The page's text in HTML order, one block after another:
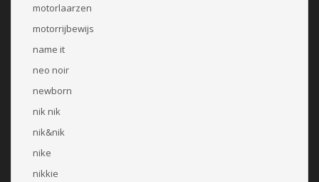
motorlaarzen
motorrijbewijs
name it
neo noir
newborn
nik nik
nik&nik
nike
nikkie